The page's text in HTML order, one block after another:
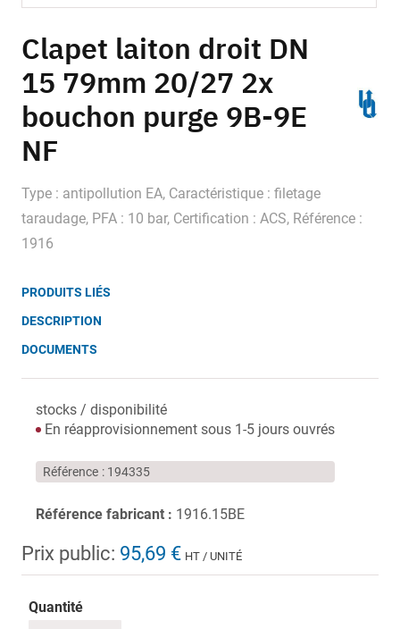
to
the
beginning
of
the
gallery
Clapet laiton droit DN
15 79mm 20/27 2x
bouchon purge 9B-9E
NF
Type : antipollution EA, Caractéristique : filetage
taraudage, PFA : 10 bar, Certification : ACS, Référence :
1916
PRODUITS LIÉS
DESCRIPTION
DOCUMENTS
stocks / disponibilité
En réapprovisionnement sous 1-5 jours ouvrés
Référence 194335
Référence fabricant : 1916.15BE
Prix public: 95,69 € HT / UNITÉ
Quantité